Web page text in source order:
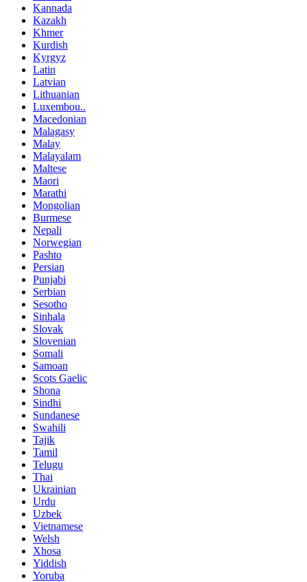
Kannada
Kazakh
Khmer
Kurdish
Kyrgyz
Latin
Latvian
Lithuanian
Luxembou..
Macedonian
Malagasy
Malay
Malayalam
Maltese
Maori
Marathi
Mongolian
Burmese
Nepali
Norwegian
Pashto
Persian
Punjabi
Serbian
Sesotho
Sinhala
Slovak
Slovenian
Somali
Samoan
Scots Gaelic
Shona
Sindhi
Sundanese
Swahili
Tajik
Tamil
Telugu
Thai
Ukrainian
Urdu
Uzbek
Vietnamese
Welsh
Xhosa
Yiddish
Yoruba